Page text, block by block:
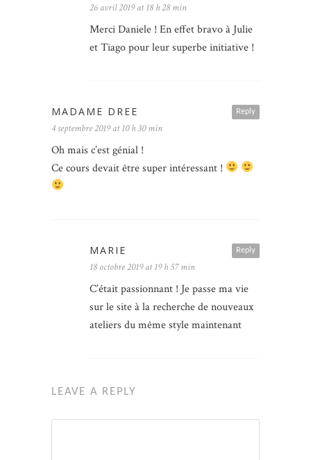
26 avril 2019 at 18 h 28 min
Merci Daniele ! En effet bravo à Julie
et Tiago pour leur superbe initiative !
Reply
MADAME DREE
4 septembre 2019 at 10 h 30 min
Oh mais c’est génial !
Ce cours devait être super intéressant !
Reply
MARIE
18 octobre 2019 at 19 h 57 min
C’était passionnant ! Je passe ma vie
sur le site à la recherche de nouveaux
ateliers du même style maintenant
LEAVE A REPLY